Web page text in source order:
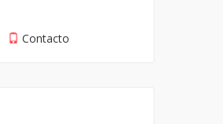
Contacto